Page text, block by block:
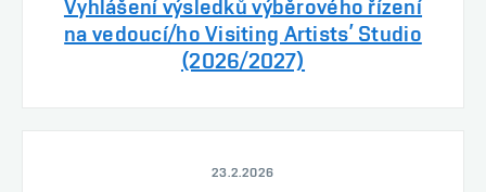
Vyhlášení výsledků výběrového řízení
na vedoucí/ho Visiting Artists’ Studio
(2026/2027)
23.2.2026